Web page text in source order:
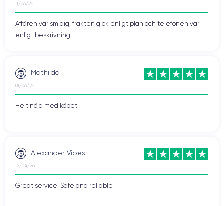
11/06/26
Affären var smidig, frakten gick enligt plan och telefonen var
enligt beskrivning.
Mathilda
01/06/26
Helt nöjd med köpet
Alexander Vibes
12/04/26
Great service! Safe and reliable